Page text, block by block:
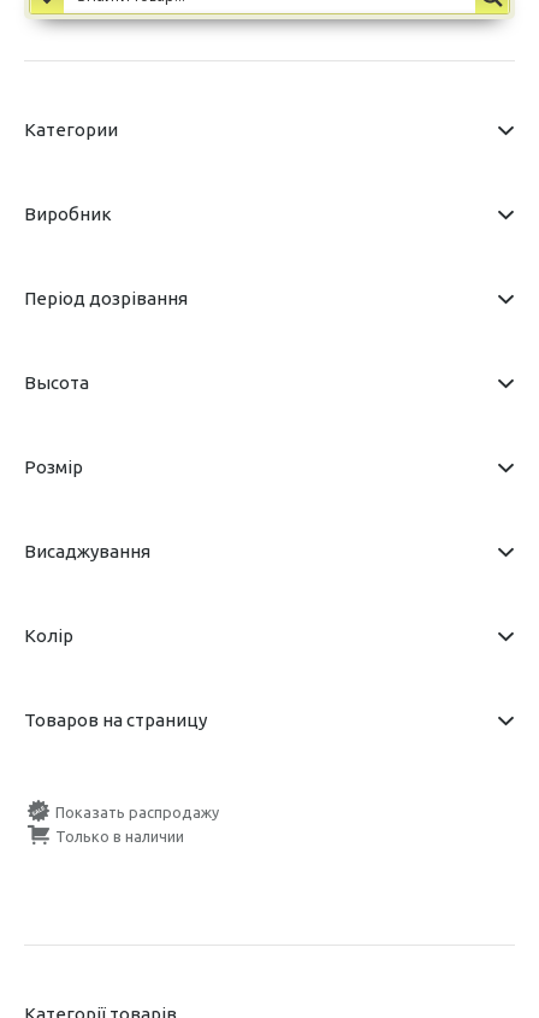
Категории
Виробник
Період дозрівання
Высота
Розмір
Висаджування
Колір
Товаров на страницу
Показать распродажу
Только в наличии
Категорії товарів